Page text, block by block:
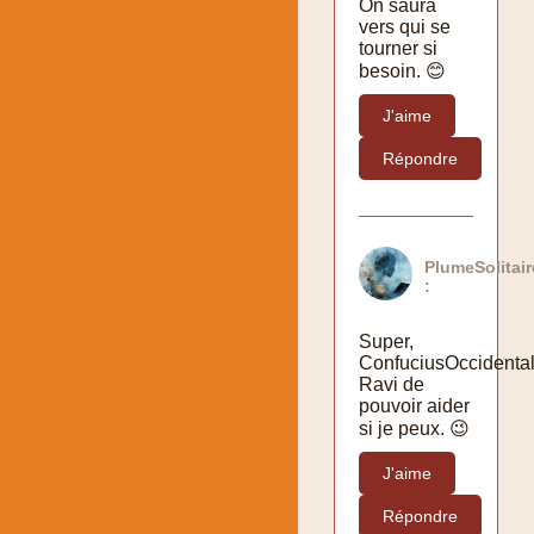
On saura
vers qui se
tourner si
besoin. 😊
J'aime
Répondre
:
Super,
Ravi de
pouvoir aider
si je peux. 😉
J'aime
Répondre